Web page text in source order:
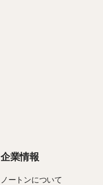
企業情報
ノートンについて